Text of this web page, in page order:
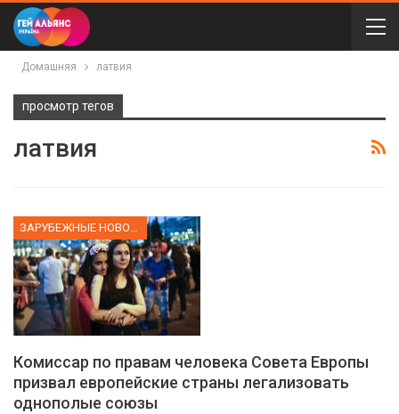
Домашняя латвия
просмотр тегов
латвия
Комиссар по правам человека Совета Европы
призвал европейские страны легализовать
однополые союзы